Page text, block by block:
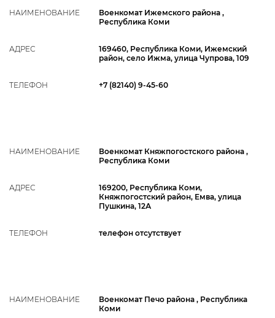
НАИМЕНОВАНИЕ
Военкомат Ижемского района ,
Республика Коми
АДРЕС
169460, Республика Коми, Ижемский
район, село Ижма, улица Чупрова, 109
ТЕЛЕФОН +7 (82140) 9-45-60
НАИМЕНОВАНИЕ
Военкомат Княжпогостского района ,
Республика Коми
АДРЕС
169200, Республика Коми,
Княжпогостский район, Емва, улица
Пушкина, 12А
ТЕЛЕФОН телефон отсутствует
НАИМЕНОВАНИЕ
Военкомат Печо района , Республика
Коми